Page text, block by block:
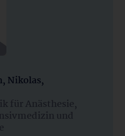
Nikolas,
für Anästhesie,
und